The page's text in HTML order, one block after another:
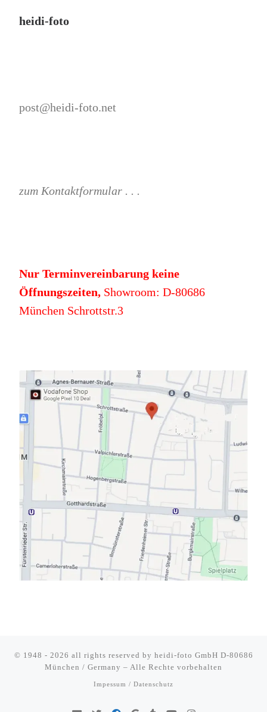
heidi-foto
post@heidi-foto.net
zum Kontaktformular . . .
Nur Terminvereinbarung keine
Öffnungszeiten,Showroom: D-80686
München Schrottstr.3
© 1948 - 2026 all rights reserved by heidi-foto GmbH D-80686
München / Germany – Alle Rechte vorbehalten
Impessum / Datenschutz